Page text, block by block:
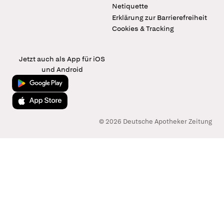
Netiquette
Erklärung zur Barrierefreiheit
Cookies & Tracking
Jetzt auch als App für iOS
und Android
Jetzt bei Google Play
Laden im App Store
© 2026 Deutsche Apotheker Zeitung